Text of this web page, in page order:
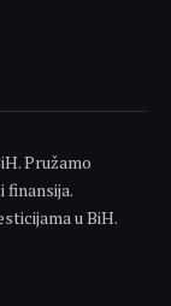
Pružamo
finansija.
u BiH.